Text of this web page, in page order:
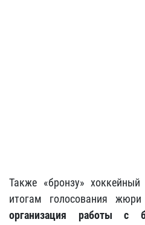
Также «бронзу»
итогам голосования
организация работы с